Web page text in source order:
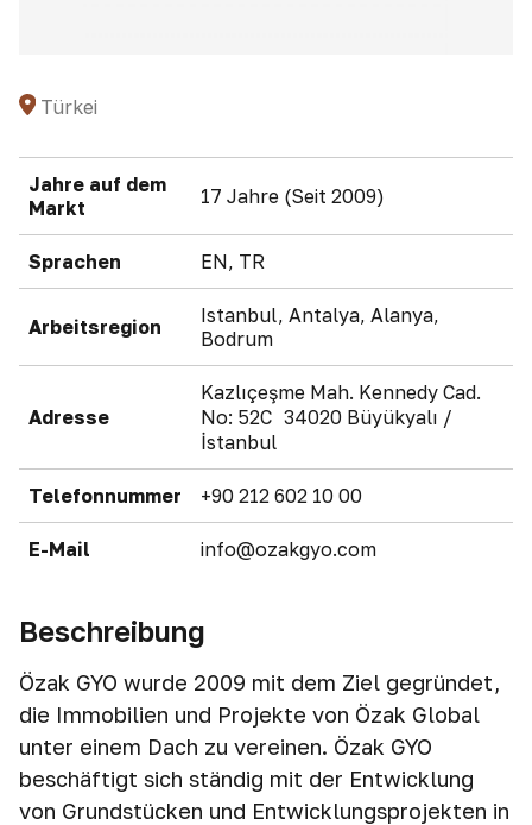
Türkei
Jahre auf dem
Markt
17 Jahre (Seit 2009)
Sprachen EN, TR
Arbeitsregion
Istanbul, Antalya, Alanya,
Bodrum
Adresse
Kazlıçeşme Mah. Kennedy Cad.
No: 52C 34020 Büyükyalı /
İstanbul
Telefonnummer +90 212 602 10 00
E-Mail info@ozakgyo.com
Beschreibung
Özak GYO wurde 2009 mit dem Ziel gegründet,
die Immobilien und Projekte von Özak Global
unter einem Dach zu vereinen. Özak GYO
beschäftigt sich ständig mit der Entwicklung
von Grundstücken und Entwicklungsprojekten in